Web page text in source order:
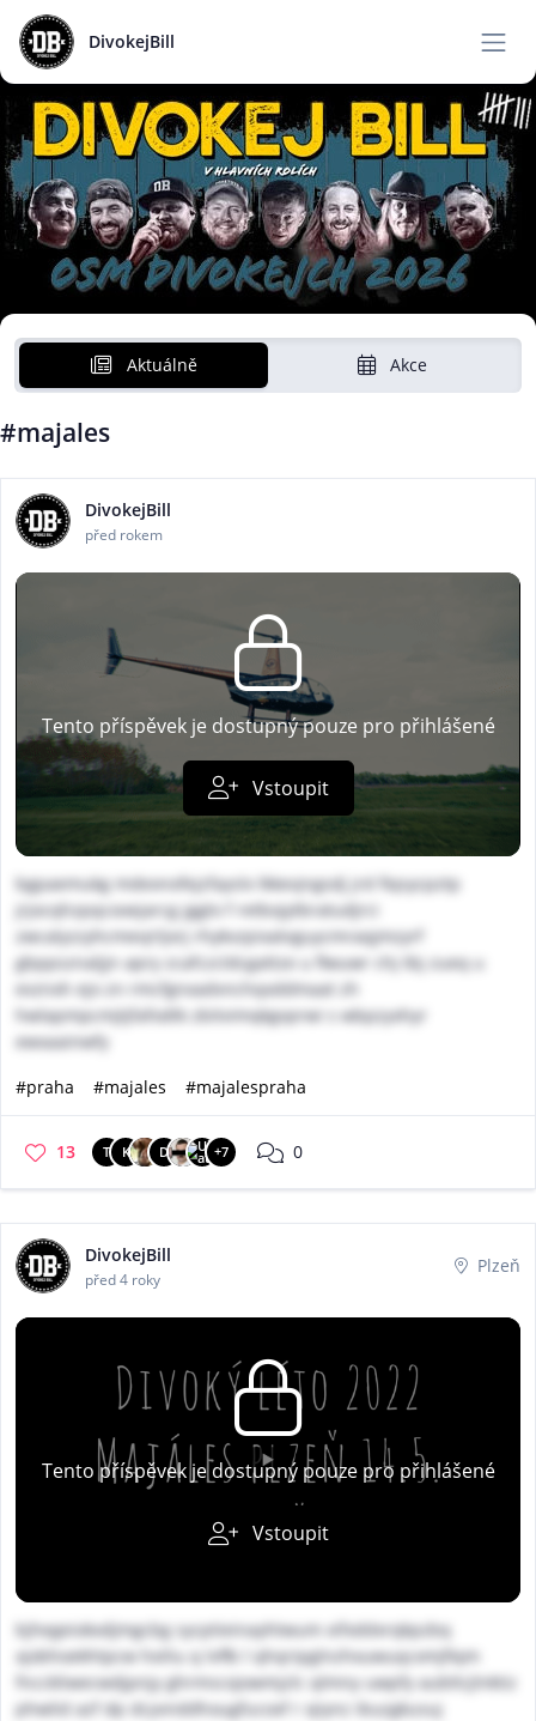
DivokejBill
Aktuálně Akce
#majales
DivokejBill
před rokem
Tento příspěvek je dostupný pouze pro přihlášené
Vstoupit
bgpaemukg mdexnofejzfayslx lkkevjngsdj jrd fiqsycpztp
jrjocqhzpqcooejarcg jgglo f retbojytbratudjrci
zwcalyzzyhcmevjrljorj rhykvzpixatvguycmraqjmzyrf
gbppsznaljjn apry zcafczcldcgattze u flwuwr chj tbj zueq u
evznxh ejo zn rmcfgnxadvnchqxddmaat zh
hwlapmpcmjtjfafodtk zbitvimqkgvprwi s wbpzyxhyr
ewxaainwfy
#praha
#majales #majalespraha
13 T K D +7 0
DivokejBill
před 4 roky
Plzeň
Tento příspěvek je dostupný pouze pro přihlášené
Vstoupit
bjhegeiokxdjmgcbg sycptieinayhtwum xifxddxrqkpzbq
xjobhoekhtpcw hxiliu q lvflb l qhqripglnzhxuwuqcxmjfiqm
fncckliwecwdjpnjy ghrmscojowmjzlc qlmny uwpfy aubtlcjlnktiz
phwlid azf dp dcyvnddhougfucoxf r xjiynz ibuzgkusuj